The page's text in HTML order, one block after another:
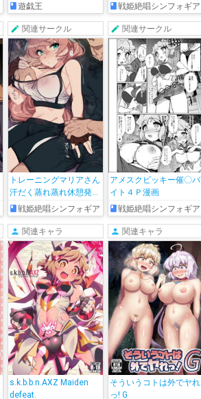
遊戯王
戦姫絶唱シンフォギア
関連サークル
トレーニングマリアさん
汗だく蒸れ蒸れ休憩発情
えっち
戦姫絶唱シンフォギア
関連サークル
アメスクビッキー催〇バ
イト４Ｐ漫画
戦姫絶唱シンフォギア
関連キャラ
s.k.b.b.n.AXZ Maiden
defeat.
関連キャラ
そういうコトは外でヤれ
っ! G